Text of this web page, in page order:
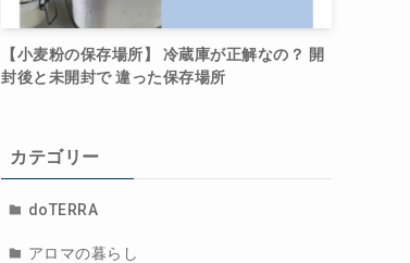
【小麦粉の保存場所】 冷蔵庫が正解なの？ 開
封後と未開封で 違った保存場所
カテゴリー
doTERRA
アロマの暮らし